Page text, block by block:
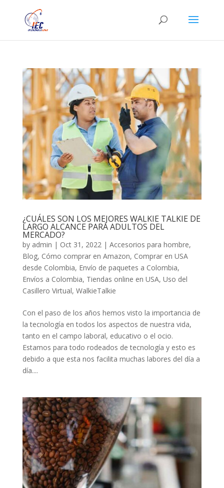
¿CUÁLES SON LOS MEJORES WALKIE TALKIE DE
LARGO ALCANCE PARA ADULTOS DEL
MERCADO?
by admin | Oct 31, 2022| Accesorios para hombre,
Blog, Cómo comprar en Amazon, Comprar en USA
desde Colombia, Envío de paquetes a Colombia,
Envíos a Colombia, Tiendas online en USA, Uso del
Casillero Virtual, WalkieTalkie
Con el paso de los años hemos visto la importancia de
la tecnología en todos los aspectos de nuestra vida,
tanto en el campo laboral, educativo o el ocio.
Estamos para todo rodeados de tecnología y esto es
debido a que esta nos facilita muchas labores del día a
día....